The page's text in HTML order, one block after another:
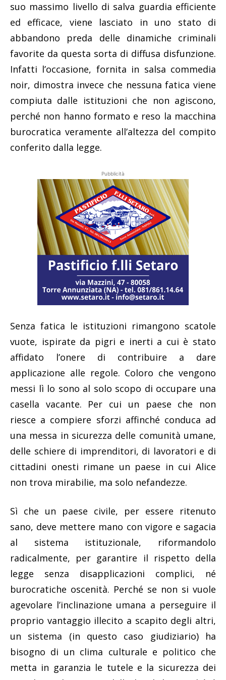
suo massimo livello di salva guardia efficiente
ed efficace, viene lasciato in uno stato di
abbandono preda delle dinamiche criminali
favorite da questa sorta di diffusa disfunzione.
Infatti l’occasione, fornita in salsa commedia
noir, dimostra invece che nessuna fatica viene
compiuta dalle istituzioni che non agiscono,
perché non hanno formato e reso la macchina
burocratica veramente all’altezza del compito
conferito dalla legge.
Pubblicità
Senza fatica le istituzioni rimangono scatole
vuote, ispirate da pigri e inerti a cui è stato
affidato l’onere di contribuire a dare
applicazione alle regole. Coloro che vengono
messi lì lo sono al solo scopo di occupare una
casella vacante. Per cui un paese che non
riesce a compiere sforzi affinché conduca ad
una messa in sicurezza delle comunità umane,
delle schiere di imprenditori, di lavoratori e di
cittadini onesti rimane un paese in cui Alice
non trova mirabilie, ma solo nefandezze.
Sì che un paese civile, per essere ritenuto
sano, deve mettere mano con vigore e sagacia
al sistema istituzionale, riformandolo
radicalmente, per garantire il rispetto della
legge senza disapplicazioni complici, né
burocratiche oscenità. Perché se non si vuole
agevolare l’inclinazione umana a perseguire il
proprio vantaggio illecito a scapito degli altri,
un sistema (in questo caso giudiziario) ha
bisogno di un clima culturale e politico che
metta in garanzia le tutele e la sicurezza dei